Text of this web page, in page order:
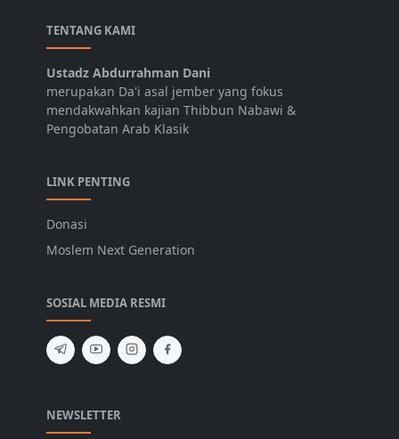
TENTANG KAMI
Ustadz Abdurrahman Dani
merupakan Da'i asal jember yang fokus
mendakwahkan kajian Thibbun Nabawi &
Pengobatan Arab Klasik
LINK PENTING
Donasi
Moslem Next Generation
SOSIAL MEDIA RESMI
NEWSLETTER